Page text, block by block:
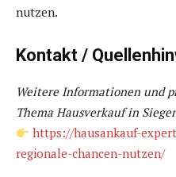
nutzen.
Kontakt /
Weitere Informationen und
Thema Hausverkauf in
https://hausankauf-
regionale-chancen-nutzen/